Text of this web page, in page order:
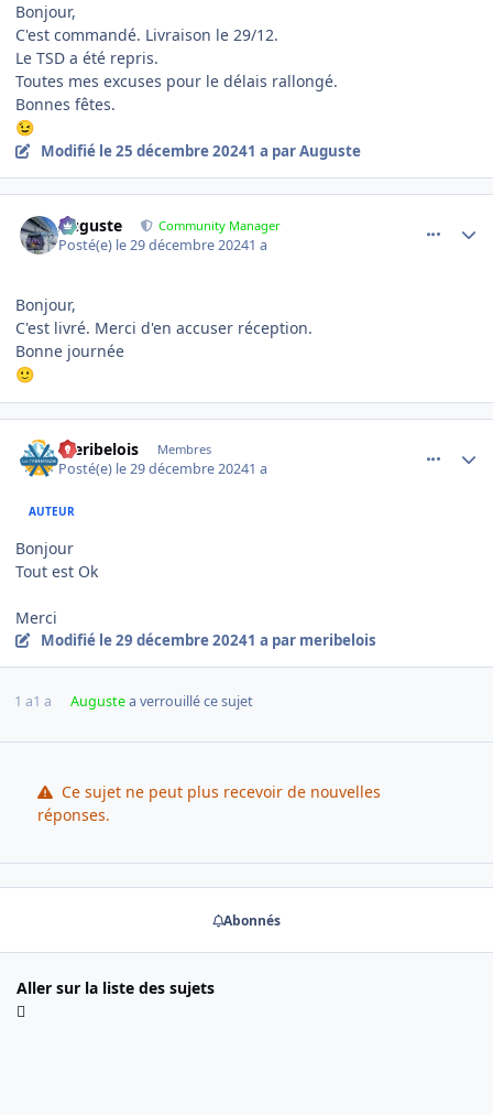
Bonjour,
C'est commandé. Livraison le 29/12.
Le TSD a été repris.
Toutes mes excuses pour le délais rallongé.
Bonnes fêtes.
😉
Modifié le 25 décembre 20241 a par Auguste
Auguste Community Manager
Posté(e) le 29 décembre 20241 a
Bonjour,
C'est livré. Merci d'en accuser réception.
Bonne journée
🙂
meribelois Membres
Posté(e) le 29 décembre 20241 a
AUTEUR
Bonjour
Tout est Ok
Merci
Modifié le 29 décembre 20241 a par meribelois
1 a1 a Augustea verrouillé ce sujet
Ce sujet ne peut plus recevoir de nouvelles
réponses.
Abonnés
Aller sur la liste des sujets